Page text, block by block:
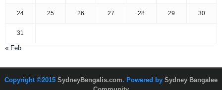
24 25 26 27 28 29 30
31
« Feb
Copyright ©2015 SydneyBengalis.com. Powered by Sydney Bangalee